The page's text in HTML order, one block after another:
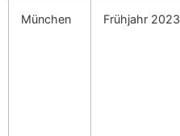
München Frühjahr 2023